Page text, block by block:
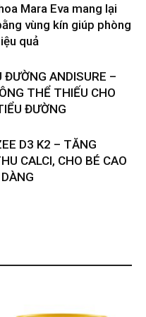
Mara Eva mang lại
vùng kín giúp phòng
quả
ĐƯỜNG ANDISURE –
THỂ THIẾU CHO
ĐƯỜNG
D3 K2 – TĂNG
CALCI, CHO BÉ CAO